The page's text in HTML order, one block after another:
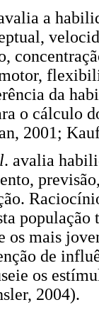
a
da
o cálculo
2001;
. avalia
os mais
de
os
2004).